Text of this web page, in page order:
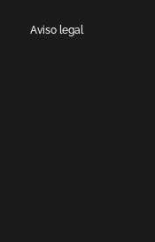
Aviso legal